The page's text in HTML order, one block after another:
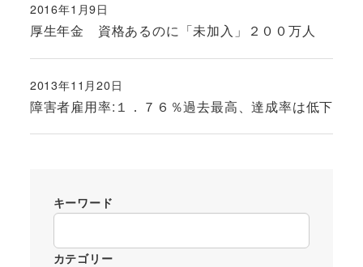
厚生年金 資格あるのに「未加入」２００万人
投稿日
2016年1月9日
障害者雇用率:１．７６％過去最高、達成率は低下
投稿日
2013年11月20日
キーワード
カテゴリー